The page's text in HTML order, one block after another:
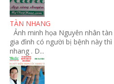
TÀN NHANG
Ảnh minh họa Nguyên nhân
gia đình có người bị bệnh này
nhang . D...